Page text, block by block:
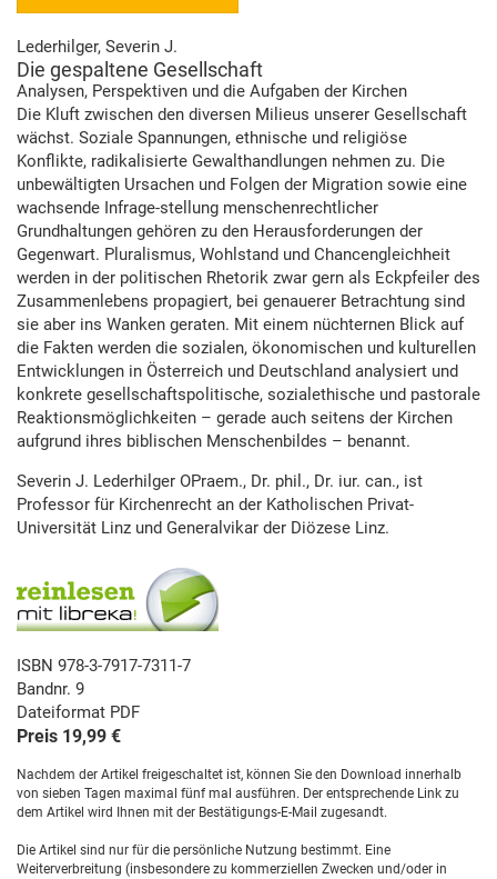
Lederhilger, Severin J.
Die gespaltene Gesellschaft
Analysen, Perspektiven und die Aufgaben der Kirchen
Die Kluft zwischen den diversen Milieus unserer Gesellschaft
wächst. Soziale Spannungen, ethnische und religiöse
Konflikte, radikalisierte Gewalthandlungen nehmen zu. Die
unbewältigten Ursachen und Folgen der Migration sowie eine
wachsende Infrage-stellung menschenrechtlicher
Grundhaltungen gehören zu den Herausforderungen der
Gegenwart. Pluralismus, Wohlstand und Chancengleichheit
werden in der politischen Rhetorik zwar gern als Eckpfeiler des
Zusammenlebens propagiert, bei genauerer Betrachtung sind
sie aber ins Wanken geraten. Mit einem nüchternen Blick auf
die Fakten werden die sozialen, ökonomischen und kulturellen
Entwicklungen in Österreich und Deutschland analysiert und
konkrete gesellschaftspolitische, sozialethische und pastorale
Reaktionsmöglichkeiten – gerade auch seitens der Kirchen
aufgrund ihres biblischen Menschenbildes – benannt.
Severin J. Lederhilger OPraem., Dr. phil., Dr. iur. can., ist
Professor für Kirchenrecht an der Katholischen Privat-
Universität Linz und Generalvikar der Diözese Linz.
ISBN 978-3-7917-7311-7
Bandnr. 9
Dateiformat PDF
Preis 19,99 €
Nachdem der Artikel freigeschaltet ist, können Sie den Download innerhalb
von sieben Tagen maximal fünf mal ausführen. Der entsprechende Link zu
dem Artikel wird Ihnen mit der Bestätigungs-E-Mail zugesandt.
Die Artikel sind nur für die persönliche Nutzung bestimmt. Eine
Weiterverbreitung (insbesondere zu kommerziellen Zwecken und/oder in